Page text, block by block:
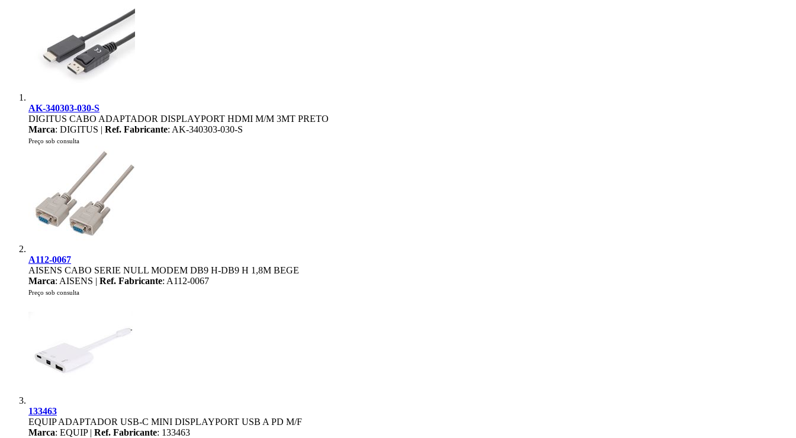
AK-340303-030-S
DIGITUS CABO ADAPTADOR DISPLAYPORT HDMI M/M 3MT PRETO
Marca: DIGITUS | Ref. Fabricante: AK-340303-030-S
Preço sob consulta
A112-0067
AISENS CABO SERIE NULL MODEM DB9 H-DB9 H 1,8M BEGE
Marca: AISENS | Ref. Fabricante: A112-0067
Preço sob consulta
133463
EQUIP ADAPTADOR USB-C MINI DISPLAYPORT USB A PD M/F
Marca: EQUIP | Ref. Fabricante: 133463